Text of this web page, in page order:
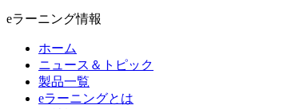
eラーニング情報
ホーム
ニュース＆トピック
製品一覧
eラーニングとは